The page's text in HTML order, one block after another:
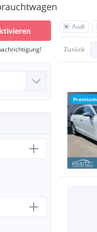
Audi
Zurück
Premium